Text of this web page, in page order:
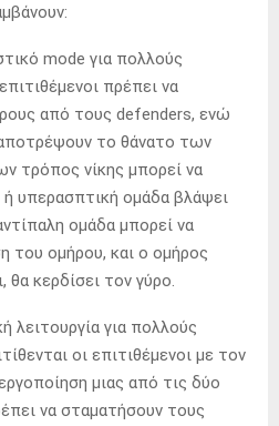
mode για πολλούς
πρέπει να
από τους defenders, ενώ
το θάνατο των
τρόπος νίκης μπορεί να
ή υπερασπτική ομάδα βλάψει
ομάδα μπορεί να
του ομήρου, και ο ομήρος
θα κερδίσει τον γύρο.
λειτουργία για πολλούς
οι επιτιθέμενοι με τον
μιας από τις δύο
να σταματήσουν τους